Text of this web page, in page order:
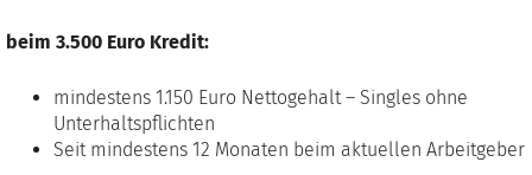
beim 3.500 Euro Kredit:
mindestens 1.150 Euro Nettogehalt – Singles ohne
Unterhaltspflichten
Seit mindestens 12 Monaten beim aktuellen Arbeitgeber